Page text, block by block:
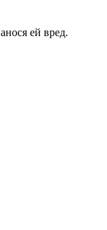
ей вред.